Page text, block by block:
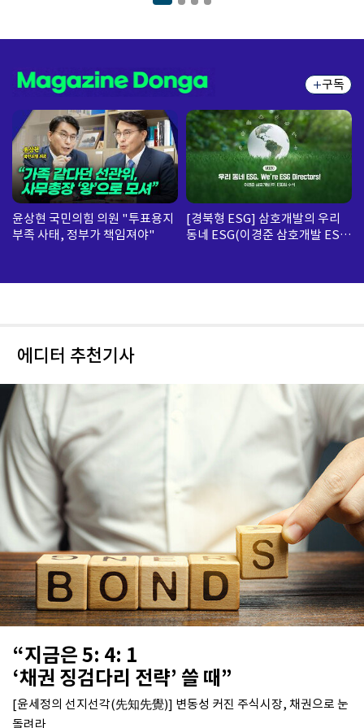
구독
윤상현 국민의힘 의원 "투표용지
부족 사태, 정부가 책임져야"
[경북형 ESG] 삼호개발의 우리
동네 ESG(이경준 삼호개발 ESG
에디터 추천기사
“지금은 5: 4: 1
‘채권 징검다리 전략’ 쓸 때”
[윤세정의 선지선각(先知先覺)] 변동성 커진 주식시장, 채권으로 눈
돌려라